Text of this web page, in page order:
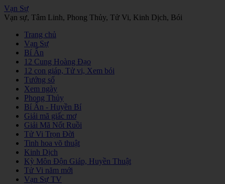
Vạn Sự
Vạn sự, Tâm Linh, Phong Thủy, Tử Vi, Kinh Dịch, Bói
Trang chủ
Vạn Sự
Bí Ẩn
12 Cung Hoàng Đạo
12 con giáp, Tử vi, Xem bói
Tướng số
Xem ngày
Phong Thủy
Bí Ẩn - Huyền Bí
Giải mã giấc mơ
Giải Mã Nốt Ruồi
Tử Vi Trọn Đời
Tinh hoa võ thuật
Kinh Dịch
Kỳ Môn Độn Giáp, Huyền Thuật
Tử Vi năm mới
Vạn Sự TV